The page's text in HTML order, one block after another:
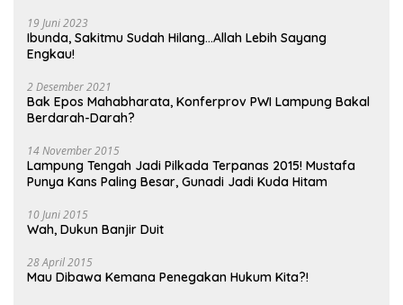
19 Juni 2023
Ibunda, Sakitmu Sudah Hilang…Allah Lebih Sayang
Engkau!
2 Desember 2021
Bak Epos Mahabharata, Konferprov PWI Lampung Bakal
Berdarah-Darah?
14 November 2015
Lampung Tengah Jadi Pilkada Terpanas 2015! Mustafa
Punya Kans Paling Besar, Gunadi Jadi Kuda Hitam
10 Juni 2015
Wah, Dukun Banjir Duit
28 April 2015
Mau Dibawa Kemana Penegakan Hukum Kita?!